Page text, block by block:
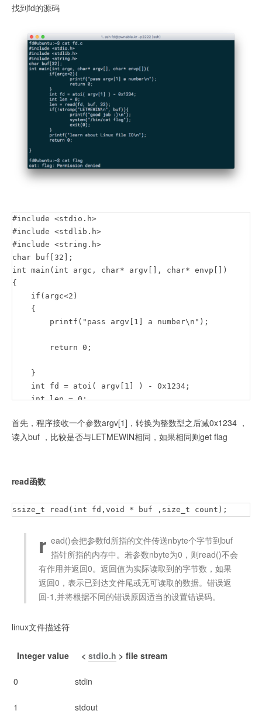
找到fd的源码
#include <stdio.h>
#include <stdlib.h>
#include <string.h>
char buf[32];
int main(int argc, char* argv[], char* envp[])
{
if(argc<2)
{
printf("pass argv[1] a number\n");
return 0;
}
int fd = atoi( argv[1] ) - 0x1234;
int len = 0;
{
printf("good job :)\n");
}
printf("learn about Linux file IO\n");
return 0;
}
首先，程序接收一个参数argv[1]，转换为整数型之后减0x1234 ，
读入buf ，比较是否与LETMEWIN相同，如果相同则get flag
read函数
ssize_t read(int fd,void * buf ,size_t count);
r ead()会把参数fd所指的文件传送nbyte个字节到buf
指针所指的内存中。若参数nbyte为0，则read()不会
有作用并返回0。返回值为实际读取到的字节数，如果
返回0，表示已到达文件尾或无可读取的数据。错误返
回-1,并将根据不同的错误原因适当的设置错误码。
linux文件描述符
Integer value < stdio.h > file stream
0 stdin
1 stdout